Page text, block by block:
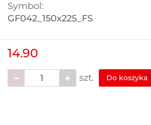
Symbol:
GF042_150x225_FS
14.90
szt. Do koszyka